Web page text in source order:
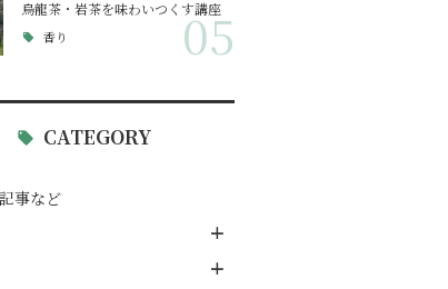
烏龍茶・岩茶を味わいつくす講座
香り 05
CATEGORY
事など